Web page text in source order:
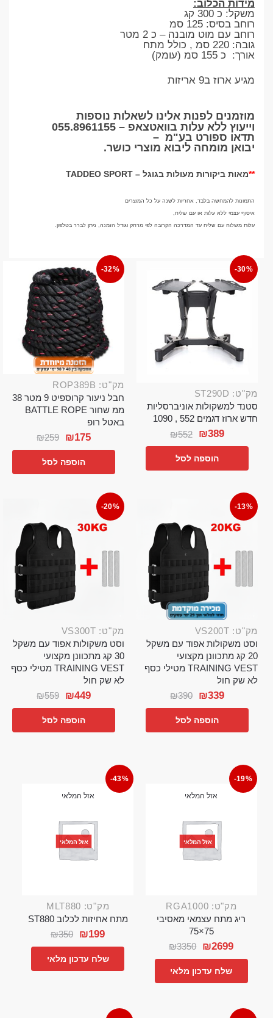
מידות הכלוב:
משקל: כ 300 קג
רוחב בסיס: 125 סמ
רוחב עם מוט מובנה – כ 2 מטר
גובה: 220 סמ , כולל מתח
אורך: כ 155 סמ (עומק)
מגיע ארוז ב9 אריזות
מוזמנים לפנות אלינו לשאלות נוספות
וייעוץ ללא עלות בוואטצאפ –055.8961155
תדאו ספורט בע"מ –
יבואן מומחה ליבוא מוצרי כושר.
**מאות ביקורות מעולות בגוגל –TADDEO SPORT
התמונות להמחשה בלבד, אחריות לשנה על כל המוצרים
איסוף עצמי ללא עלות או עם שליח,
עלות משלוח עם שליח עד המדרכה הקרובה לפי מרחק וגודל הזמנה, ניתן לברר בטלפון.
-30%
מק"ט: ST290D
סטנד למשקולות אוניברסליות
חדש ארוז דגמים 552 , 1090
₪552 ₪389
הוספה לסל
-32%
מק"ט: ROP389B
חבל ניעור קרוספיט 9 מטר 38
ממ שחור BATTLE ROPE
באטל רופ
₪259 ₪175
הוספה לסל
-13%
מק"ט: VS200T
וסט משקולות אפוד עם משקל
20 קג מתכוונן מקצועי
TRAINING VEST מטילי כסף
לא שק חול
₪390 ₪339
הוספה לסל
-20%
מק"ט: VS300T
וסט משקולות אפוד עם משקל
30 קג מתכוונן מקצועי
TRAINING VEST מטילי כסף
לא שק חול
₪559 ₪449
הוספה לסל
-19%
אזל המלאי
אזל המלאי
מק"ט: RGA1000
ריג מתח עצמאי מאסיבי
75×75
₪3350 ₪2699
שלח עדכון מלאי
-43%
אזל המלאי
אזל המלאי
מק"ט: MLT880
מתח אחיזות לכלוב ST880
₪350 ₪199
שלח עדכון מלאי